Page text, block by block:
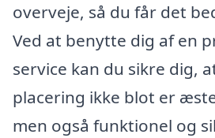
overveje, så du får det
Ved at benytte dig af en
service kan du sikre dig,
placering ikke blot er
men også funktionel og